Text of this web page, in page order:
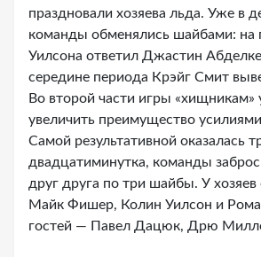
праздновали хозяева льда. Уже в
команды обменялись шайбами: на
Уилсона ответил Джастин
середине периода Крэйг Смит
Во второй части игры «хищникам»
увеличить преимущество
Самой результативной оказалась
двадцатиминутка, команды
друг друга по три шайбы. У хозяев
Майк Фишер, Колин Уилсон и
гостей — Павел Дацюк, Дрю